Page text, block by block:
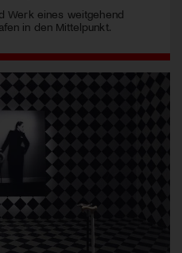
Werk eines weitgehend
in den Mittelpunkt.